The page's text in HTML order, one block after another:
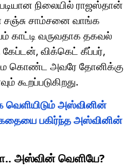
நிலையில் ராஜஸ்தான்
சாம்சனை வாங்க
வருவதாக தகவல்
கேப்டன், விக்கெட் கீப்பர்,
கொண்ட அவரே தோனிக்கு
கூறப்படுகிறது.
வெளியிடும் அஸ்வினின்
பகிர்ந்த அஸ்வினின்
அஸ்வின் வெளியே?